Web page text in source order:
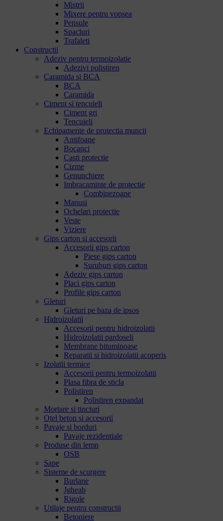
Mistrii
Mixere pentru vopsea
Pensule
Spacluri
Trafaleti
Constructii
Adeziv pentru termoizolatie
Adezivi polistiren
Caramida si BCA
BCA
Caramida
Ciment si tencuieli
Ciment gri
Tencuieli
Echipamente de protectia muncii
Antifoane
Bocanci
Casti protectie
Cizme
Genunchiere
Imbracaminte de protectie
Combinezoane
Manusi
Ochelari protectie
Veste
Viziere
Gips carton si accesorii
Accesorii gips carton
Piese gips carton
Suruburi gips carton
Adeziv gips carton
Placi gips carton
Profile gips carton
Gleturi
Gleturi pe baza de ipsos
Hidroizolatii
Accesorii pentru hidroizolatii
Hidroizolatii pardoseli
Membrane bituminoase
Reparatii si hidroizolatii acoperis
Izolatii termice
Accesorii pentru termoizolatii
Plasa fibra de sticla
Polistiren
Polistiren expandat
Mortare si tinciuri
Otel beton si accesorii
Pavaje si borduri
Pavaje rezidentiale
Produse din lemn
OSB
Sape
Sisteme de scurgere
Burlane
Jgheab
Rigole
Utilaje pentru constructii
Betoniere